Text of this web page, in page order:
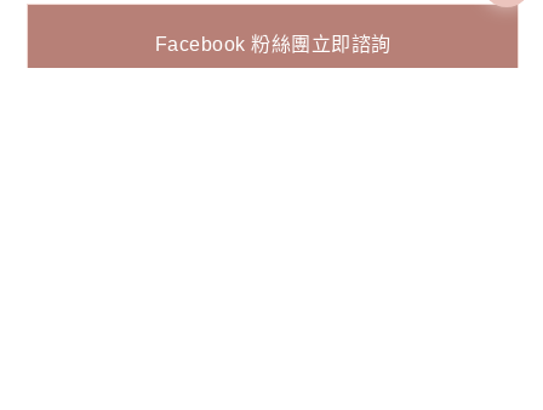
Facebook 粉絲團立即諮詢